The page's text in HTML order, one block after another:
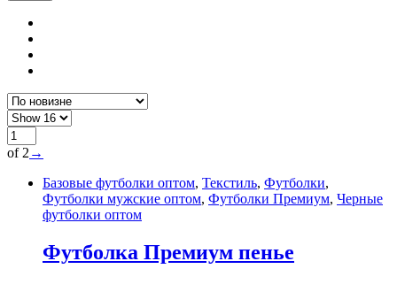
of 2 →
Базовые футболки оптом, Текстиль, Футболки,
Футболки мужские оптом, Футболки Премиум, Черные
футболки оптом
Футболка Премиум пенье